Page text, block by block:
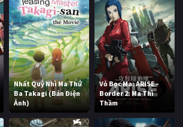
Nhất Quỷ Nhì Ma Thứ
Ba Takagi (Bản Điện
Ảnh)
Vỏ Bọc Ma: ARISE -
Border 2: Ma Thì
Thầm